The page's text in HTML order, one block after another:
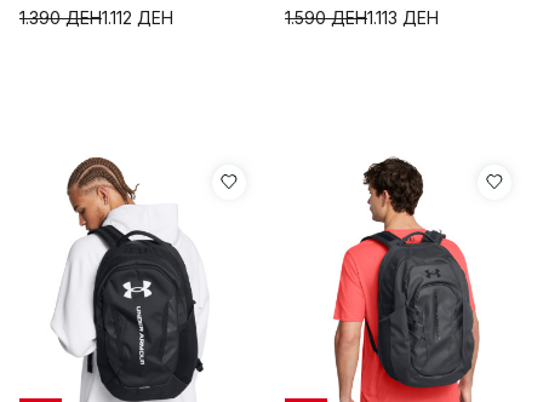
1.112 ДЕН
1.390ДЕН 1.113 ДЕН
1.590ДЕН